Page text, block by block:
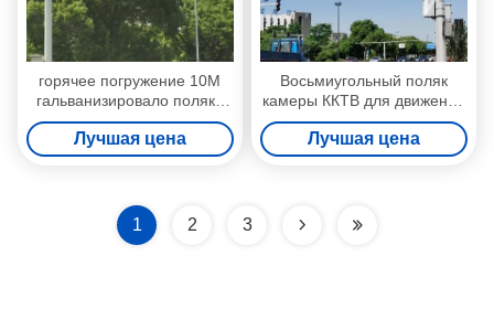
горячее погружение 10M
гальванизировало поляка
камеры CCTV A36
Лучшая цена
Восьмиугольный поляк
камеры ККТВ для движения
в л землетрясении формы
устойчивом
Лучшая цена
1 2 3